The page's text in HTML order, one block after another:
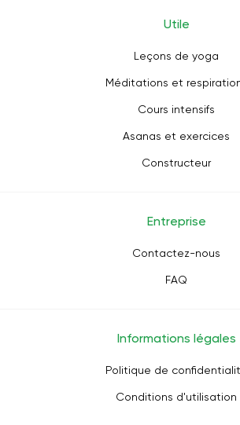
Utile
Leçons de yoga
Méditations et
Cours intensifs
Asanas et exercices
Constructeur
Entreprise
Contactez-nous
FAQ
Informations légales
Politique de
Conditions d'utilisation